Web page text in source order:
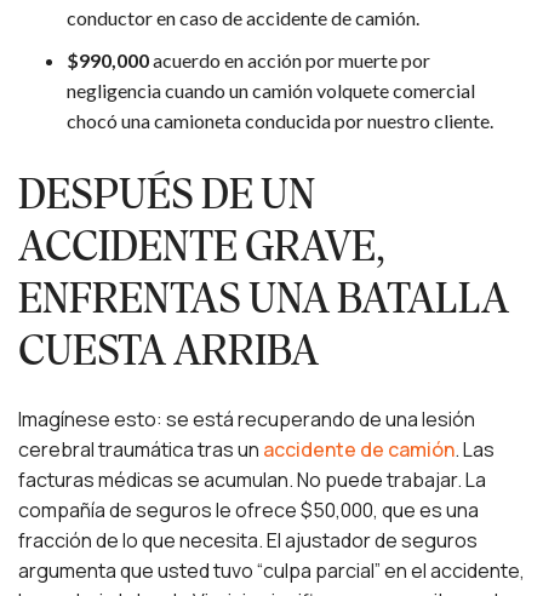
conductor en caso de accidente de camión.
$990,000acuerdo en acción por muerte por
negligencia cuando un camión volquete comercial
chocó una camioneta conducida por nuestro cliente.
DESPUÉS DE UN
ACCIDENTE GRAVE,
ENFRENTAS UNA BATALLA
CUESTA ARRIBA
Imagínese esto: se está recuperando de una lesión
cerebral traumática tras un accidente de camión. Las
facturas médicas se acumulan. No puede trabajar. La
compañía de seguros le ofrece $50,000, que es una
fracción de lo que necesita. El ajustador de seguros
argumenta que usted tuvo “culpa parcial” en el accidente,